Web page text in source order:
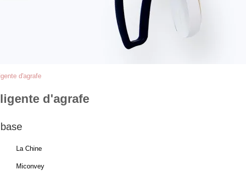
d'agrafe
d'agrafe
La Chine
Miconvey